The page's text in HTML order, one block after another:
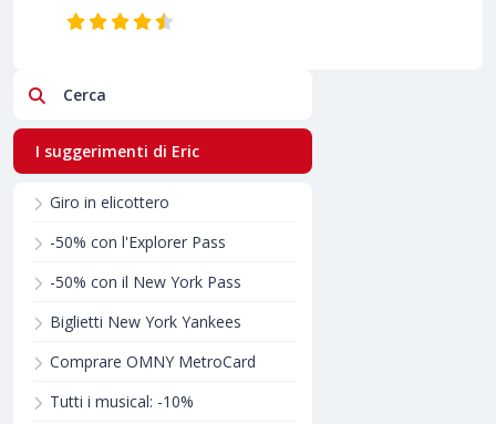
Cerca
I suggerimenti di Eric
Giro in elicottero
-50% con l'Explorer Pass
-50% con il New York Pass
Biglietti New York Yankees
Comprare OMNY MetroCard
Tutti i musical: -10%